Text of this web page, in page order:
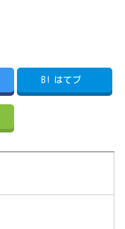
B! はてブ